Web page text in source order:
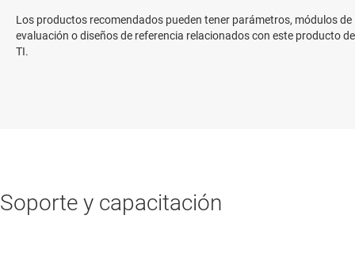
Los productos recomendados pueden tener parámetros, módulos de
evaluación o diseños de referencia relacionados con este producto de
TI.
Soporte y capacitación